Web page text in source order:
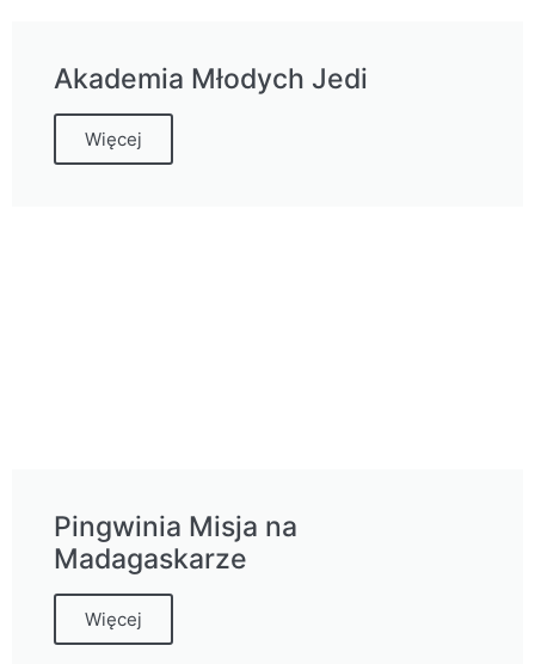
Akademia Młodych Jedi
Więcej
Pingwinia Misja na
Madagaskarze
Więcej